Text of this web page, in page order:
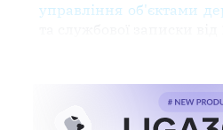
управління об'єктами